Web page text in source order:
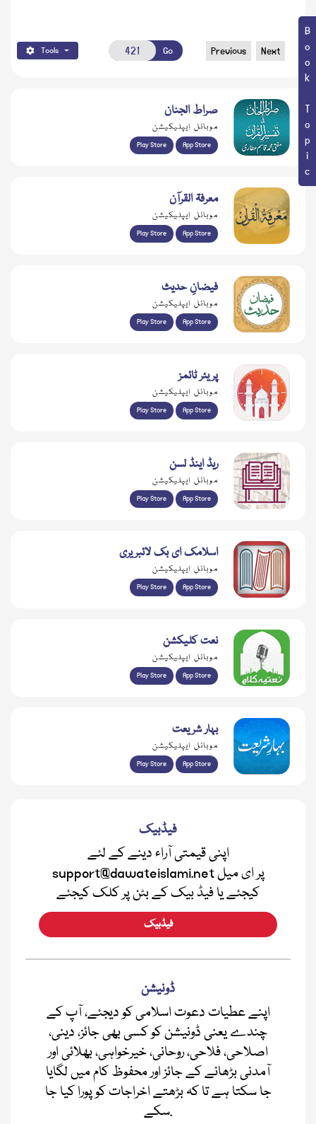
Book Topic
Tools Go Previous Next
صراط الجنان
موبائل ایپلیکیشن
Play Store App Store
معرفۃ القرآن
موبائل ایپلیکیشن
Play Store App Store
فیضانِ حدیث
موبائل ایپلیکیشن
Play Store App Store
پریئر ٹائمز
موبائل ایپلیکیشن
Play Store App Store
ریڈ اینڈ لسن
موبائل ایپلیکیشن
Play Store App Store
اسلامک ای بک لائبریری
موبائل ایپلیکیشن
Play Store App Store
نعت کلیکشن
موبائل ایپلیکیشن
Play Store App Store
بہار شریعت
موبائل ایپلیکیشن
Play Store App Store
فیڈبیک
اپنی قیمتی آراء دینے کے لئے
support@dawateislami.net پر ای میل
کیجئے یا فیڈ بیک کے بٹن پر کلک کیجئے
فیڈبیک
ڈونیشن
اپنے عطیات دعوت اسلامی کو دیجئے، آپ کے
چندے یعنی ڈونیشن کو کسی بھی جائز، دینی،
اصلاحی، فلاحی، روحانی، خیرخواہی، بھلائی اور
آمدنی بڑھانے کے جائز اور محفوظ کام میں لگایا
جا سکتا ہے تا کہ بڑھتے اخراجات کو پورا کیا جا
سکے.